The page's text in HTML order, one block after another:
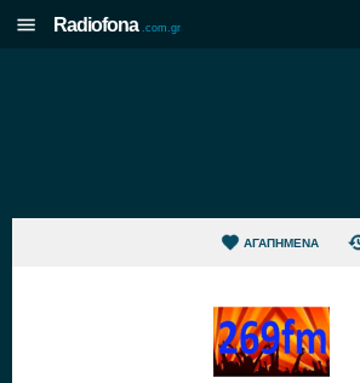
Radiofona .com.gr
ΑΓΑΠΗΜΈΝΑ